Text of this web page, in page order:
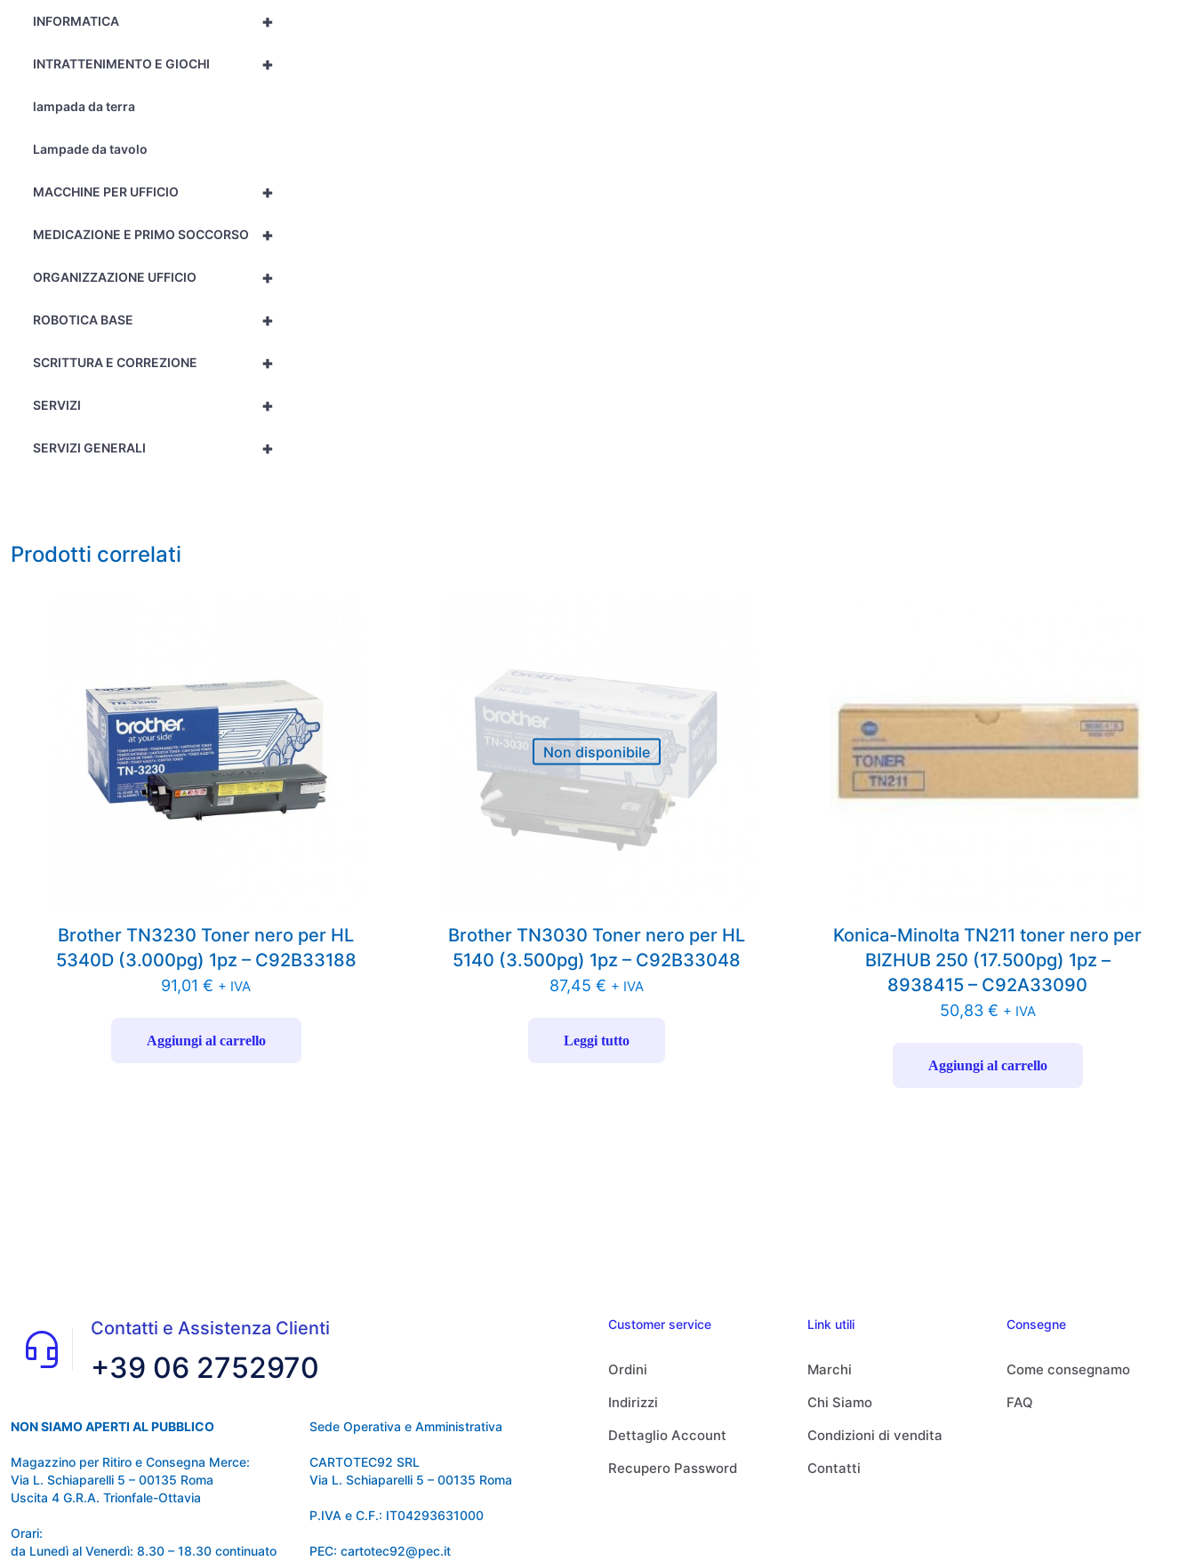
+
INFORMATICA
+
INTRATTENIMENTO E GIOCHI
lampada da terra
Lampade da tavolo
+
MACCHINE PER UFFICIO
+
MEDICAZIONE E PRIMO SOCCORSO
+
ORGANIZZAZIONE UFFICIO
+
ROBOTICA BASE
+
SCRITTURA E CORREZIONE
+
SERVIZI
+
SERVIZI GENERALI
Prodotti correlati
Brother TN3230 Toner nero per HL
5340D (3.000pg) 1pz – C92B33188
91,01€ + IVA
Aggiungi al carrello
Non disponibile
Brother TN3030 Toner nero per HL
5140 (3.500pg) 1pz – C92B33048
87,45€ + IVA
Leggi tutto
Konica-Minolta TN211 toner nero per
BIZHUB 250 (17.500pg) 1pz –
8938415 – C92A33090
50,83 € + IVA
Aggiungi al carrello
Contatti e Assistenza Clienti
+39 06 2752970
NON SIAMO APERTI AL PUBBLICO
Magazzino per Ritiro e Consegna Merce:
Via L. Schiaparelli 5 – 00135 Roma
Uscita 4 G.R.A. Trionfale-Ottavia
Orari:
da Lunedì al Venerdì: 8.30 – 18.30 continuato
Sede Operativa e Amministrativa
CARTOTEC92 SRL
Via L. Schiaparelli 5 – 00135 Roma
P.IVA e C.F.: IT04293631000
PEC: cartotec92@pec.it
Customer service
Ordini
Indirizzi
Dettaglio Account
Recupero Password
Link utili
Marchi
Chi Siamo
Condizioni di vendita
Contatti
Consegne
Come consegnamo
FAQ